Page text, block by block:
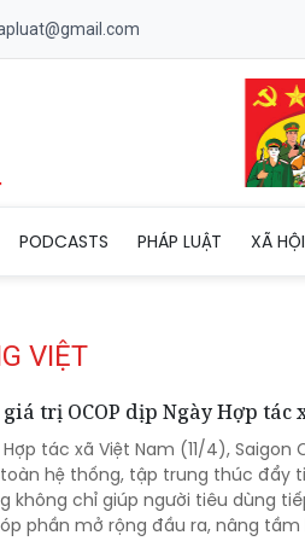
PODCASTS PHÁP LUẬT XÃ HỘI
VIỆT
trị OCOP dịp Ngày Hợp tác
tác xã Việt Nam (11/4),
hệ thống, tập trung thúc đẩy
không chỉ giúp người tiêu dùng
phần mở rộng đầu ra, nâng